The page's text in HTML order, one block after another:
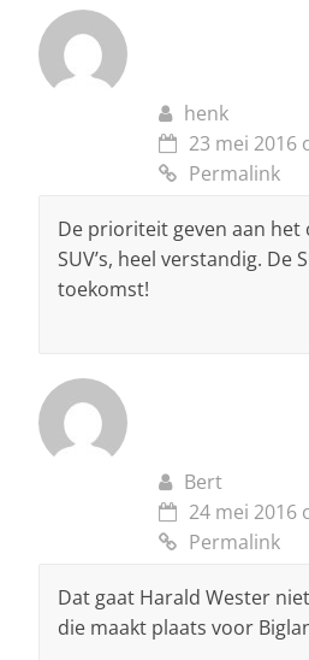
henk
23 mei 2016
Permalink
De prioriteit geven aan het
SUV’s, heel verstandig. De
toekomst!
Bert
24 mei 2016
Permalink
Dat gaat Harald Wester
die maakt plaats voor